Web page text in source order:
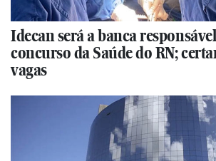
Idecan será a banca
concurso da Saúde do RN;
vagas